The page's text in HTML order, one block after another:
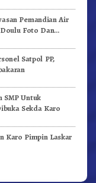
Pemandian Air
Doulu Foto Dan
Satpol PP,
SMP Untuk
Sekda Karo
Karo Pimpin Laskar